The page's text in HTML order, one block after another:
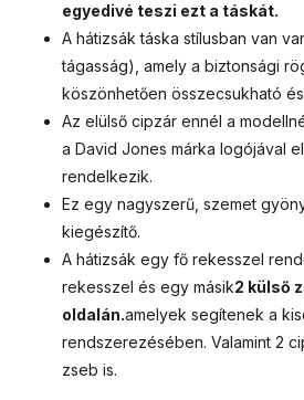
egyedivé teszi ezt a táskát.
A hátizsák táska stílusban van
tágasság), amely a biztonsági
köszönhetően összecsukható
Az elülső cipzár ennél a
a David Jones márka logójával
rendelkezik.
Ez egy nagyszerű, szemet
kiegészítő.
A hátizsák egy fő rekesszel
rekesszel és egy másik2 külső
oldalán.amelyek segítenek a
rendszerezésében. Valamint 2
zseb is.